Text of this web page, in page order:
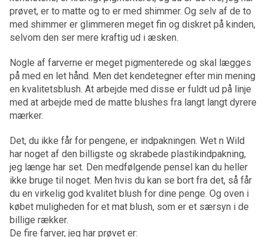
prøvet, er to matte og to er med shimmer. Og selv af de to
med shimmer er glimmeren meget fin og diskret på kinden,
selvom den ser mere kraftig ud i æsken.
Nogle af farverne er meget pigmenterede og skal lægges
på med en let hånd. Men det kendetegner efter min mening
en kvalitetsblush. At arbejde med disse er fuldt ud på linje
med at arbejde med de matte blushes fra langt langt dyrere
mærker.
Det, du ikke får for pengene, er indpakningen. Wet n Wild
har noget af den billigste og skrabede plastikindpakning,
jeg længe har set. Den medfølgende pensel kan du heller
ikke bruge til noget. Men hvis du kan se bort fra det, så får
du en virkelig god kvalitet blush for dine penge. Og oven i
købet muligheden for et mat blush, som er et særsyn i de
billige rækker.
De fire farver, jeg har prøvet er: